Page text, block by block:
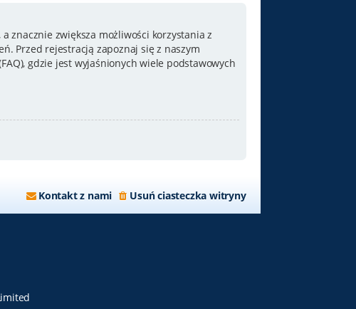
znacznie zwiększa możliwości korzystania z
Przed rejestracją zapoznaj się z naszym
gdzie jest wyjaśnionych wiele podstawowych
Usuń ciasteczka witryny
Kontakt z nami